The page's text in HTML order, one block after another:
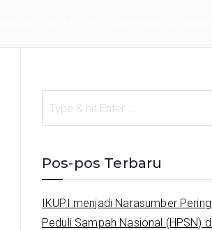
Pos-pos Terbaru
IKUPI menjadi Narasumber
Peduli Sampah Nasional (HPSN)